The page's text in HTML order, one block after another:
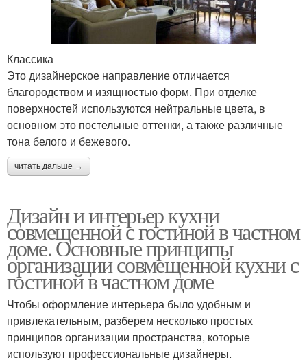
Классика
Это дизайнерское направление отличается
благородством и изящностью форм. При отделке
поверхностей используются нейтральные цвета, в
основном это постельные оттенки, а также различные
тона белого и бежевого.
читать дальше →
Дизайн и интерьер кухни
совмещенной с гостиной в частном
доме. Основные принципы
организации совмещенной кухни с
гостиной в частном доме
Чтобы оформление интерьера было удобным и
привлекательным, разберем несколько простых
принципов организации пространства, которые
используют профессиональные дизайнеры.